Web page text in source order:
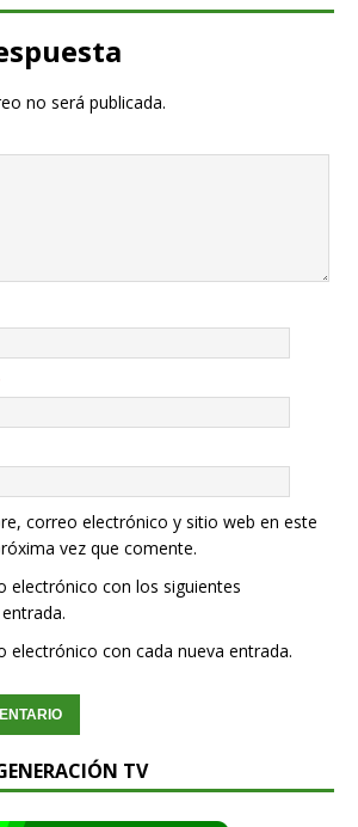
no será publicada.
correo electrónico y sitio web en este
vez que comente.
electrónico con los siguientes
electrónico con cada nueva entrada.
TV